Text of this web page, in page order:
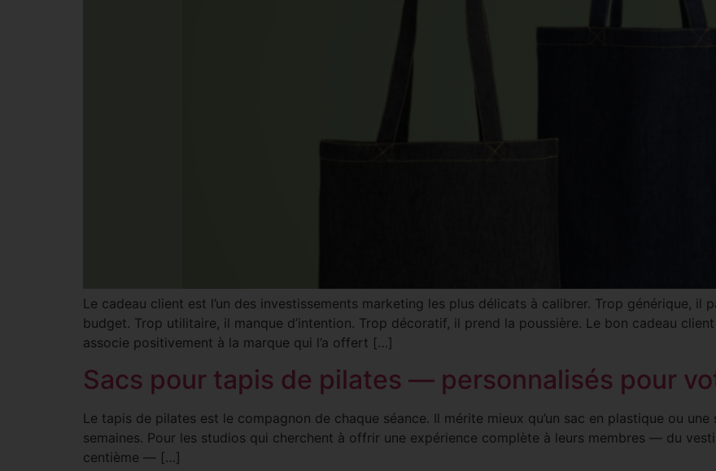
Le cadeau client est l’un des investissements marketing les plus délicats à calibrer. Trop générique, il
budget. Trop utilitaire, il manque d’intention. Trop décoratif, il prend la poussière. Le bon cadeau client
associe positivement à la marque qui l’a offert […]
Sacs pour tapis de pilates — personnalisés pour
Le tapis de pilates est le compagnon de chaque séance. Il mérite mieux qu’un sac en plastique ou
semaines. Pour les studios qui cherchent à offrir une expérience complète à leurs membres — du
centième — […]